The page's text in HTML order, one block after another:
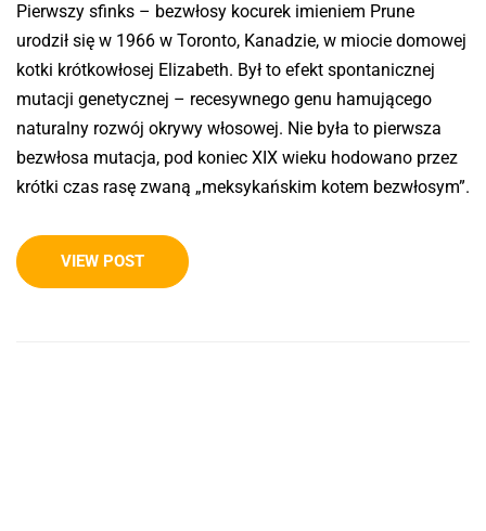
Pierwszy sfinks – bezwłosy kocurek imieniem Prune
urodził się w 1966 w Toronto, Kanadzie, w miocie domowej
kotki krótkowłosej Elizabeth. Był to efekt spontanicznej
mutacji genetycznej – recesywnego genu hamującego
naturalny rozwój okrywy włosowej. Nie była to pierwsza
bezwłosa mutacja, pod koniec XIX wieku hodowano przez
krótki czas rasę zwaną „meksykańskim kotem bezwłosym”.
VIEW POST